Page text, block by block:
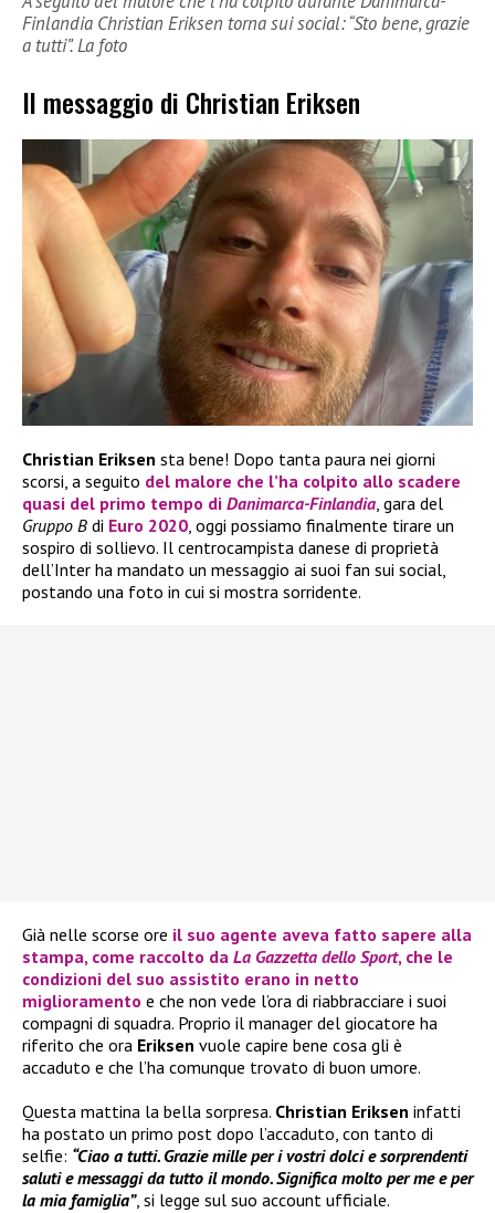
Finlandia Christian Eriksen torna sui social: “Sto bene, grazie
a tutti”. La foto
Il messaggio di Christian Eriksen
Christian Eriksen sta bene! Dopo tanta paura nei giorni
scorsi, a seguito del malore che l’ha colpito allo scadere
quasi del primo tempo di Danimarca-Finlandia, gara del
Gruppo B di Euro 2020, oggi possiamo finalmente tirare un
sospiro di sollievo. Il centrocampista danese di proprietà
dell’Inter ha mandato un messaggio ai suoi fan sui social,
postando una foto in cui si mostra sorridente.
Già nelle scorse ore il suo agente aveva fatto sapere alla
stampa, come raccolto da La Gazzetta dello Sport, che le
condizioni del suo assistito erano in netto
miglioramento e che non vede l’ora di riabbracciare i suoi
compagni di squadra. Proprio il manager del giocatore ha
riferito che ora Eriksen vuole capire bene cosa gli è
accaduto e che l’ha comunque trovato di buon umore.
Questa mattina la bella sorpresa. Christian Eriksen infatti
ha postato un primo post dopo l’accaduto, con tanto di
selfie: “Ciao a tutti. Grazie mille per i vostri dolci e sorprendenti
saluti e messaggi da tutto il mondo. Significa molto per me e per
la mia famiglia”, si legge sul suo account ufficiale.